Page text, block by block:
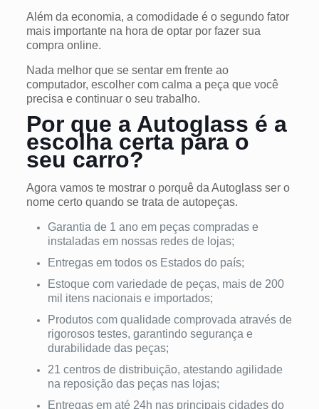
Além da economia, a comodidade é o segundo fator
mais importante na hora de optar por fazer sua
compra online.
Nada melhor que se sentar em frente ao
computador, escolher com calma a peça que você
precisa e continuar o seu trabalho.
Por que a Autoglass é a
escolha certa para o
seu carro?
Agora vamos te mostrar o porquê da Autoglass ser o
nome certo quando se trata de autopeças.
Garantia de 1 ano em peças compradas e
instaladas em nossas redes de lojas;
Entregas em todos os Estados do país;
Estoque com variedade de peças, mais de 200
mil itens nacionais e importados;
Produtos com qualidade comprovada através de
rigorosos testes, garantindo segurança e
durabilidade das peças;
21 centros de distribuição, atestando agilidade
na reposição das peças nas lojas;
Entregas em até 24h nas principais cidades do